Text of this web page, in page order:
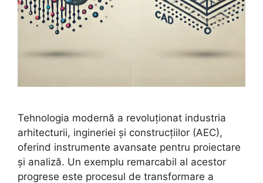
Tehnologia modernă a revoluționat industria
arhitecturii, ingineriei și construcțiilor (AEC),
oferind instrumente avansate pentru proiectare
și analiză. Un exemplu remarcabil al acestor
progrese este procesul de transformare a